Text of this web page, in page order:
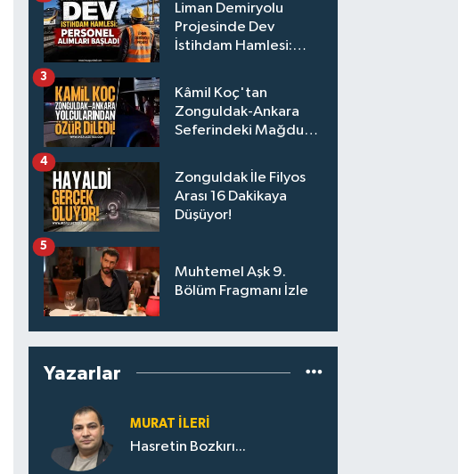
Liman Demiryolu
Projesinde Dev
İstihdam Hamlesi:
Kâmil Koç'tan
Zonguldak-Ankara
Seferindeki Mağdur
3
Zonguldak İle Filyos
Arası 16 Dakikaya
Düşüyor!
4
Muhtemel Aşk 9.
Bölüm Fragmanı İzle
5
Yazarlar
MURAT İLERI
Hasretin Bozkırı...